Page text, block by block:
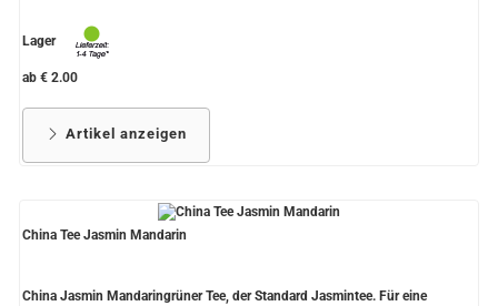
Lager
ab € 2.00
Artikel anzeigen
China Tee Jasmin Mandarin
China Jasmin Mandaringrüner Tee, der Standard Jasmintee. Für eine